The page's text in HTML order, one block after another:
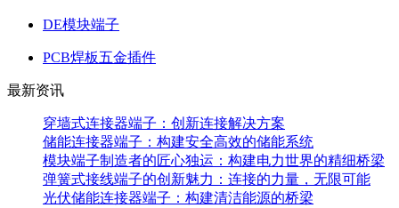
DE模块端子
PCB焊板五金插件
最新资讯
穿墙式连接器端子：创新连接解决方案
储能连接器端子：构建安全高效的储能系统
模块端子制造者的匠心独运：构建电力世界的精细桥梁
弹簧式接线端子的创新魅力：连接的力量，无限可能
光伏储能连接器端子：构建清洁能源的桥梁